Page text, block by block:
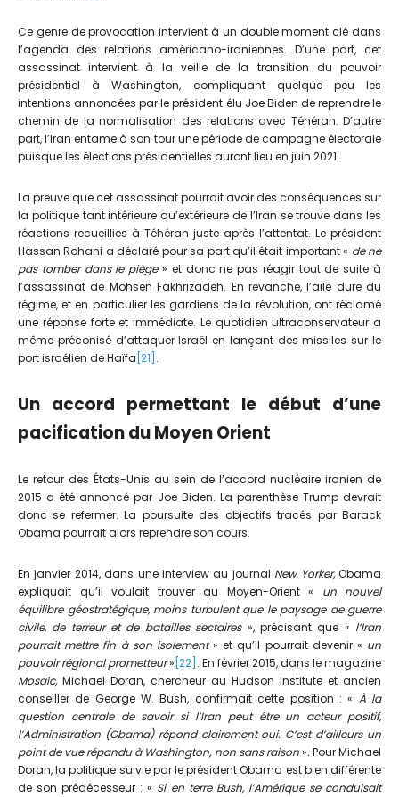
Ce genre de provocation intervient à un double moment clé dans
l’agenda des relations américano-iraniennes. D’une part, cet
assassinat intervient à la veille de la transition du pouvoir
présidentiel à Washington, compliquant quelque peu les
intentions annoncées par le président élu Joe Biden de reprendre le
chemin de la normalisation des relations avec Téhéran. D’autre
part, l’Iran entame à son tour une période de campagne électorale
puisque les élections présidentielles auront lieu en juin 2021.
La preuve que cet assassinat pourrait avoir des conséquences sur
la politique tant intérieure qu’extérieure de l’Iran se trouve dans les
réactions recueillies à Téhéran juste après l’attentat. Le président
Hassan Rohani a déclaré pour sa part qu’il était important « de ne
pas tomber dans le piège » et donc ne pas réagir tout de suite à
l’assassinat de Mohsen Fakhrizadeh. En revanche, l’aile dure du
régime, et en particulier les gardiens de la révolution, ont réclamé
une réponse forte et immédiate. Le quotidien ultraconservateur a
même préconisé d’attaquer Israël en lançant des missiles sur le
port israélien de Haïfa [21] .
Un accord permettant le début d’une
pacification du Moyen Orient
Le retour des États-Unis au sein de l’accord nucléaire iranien de
2015 a été annoncé par Joe Biden. La parenthèse Trump devrait
donc se refermer. La poursuite des objectifs tracés par Barack
Obama pourrait alors reprendre son cours.
En janvier 2014, dans une interview au journal New Yorker,Obama
expliquait qu’il voulait trouver au Moyen-Orient « un nouvel
équilibre géostratégique, moins turbulent que le paysage de guerre
civile, de terreur et de batailles sectaires», précisant que « l’Iran
pourrait mettre fin à son isolement» et qu’il pourrait devenir « un
pouvoir régional prometteur» [22] . En février 2015, dans le magazine
Mosaic, Michael Doran, chercheur au Hudson Institute et ancien
conseiller de George W. Bush, confirmait cette position : « À la
question centrale de savoir si l’Iran peut être un acteur positif,
l’Administration (Obama) répond clairement oui. C’est d’ailleurs un
point de vue répandu à Washington, non sans raison». Pour Michael
Doran, la politique suivie par le président Obama est bien différente
de son prédécesseur : « Si en terre Bush, l’Amérique se conduisait